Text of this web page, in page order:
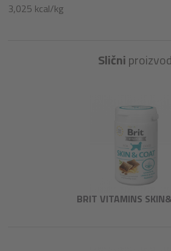
3,025 kcal/kg
Slični
BRIT VITAMINS